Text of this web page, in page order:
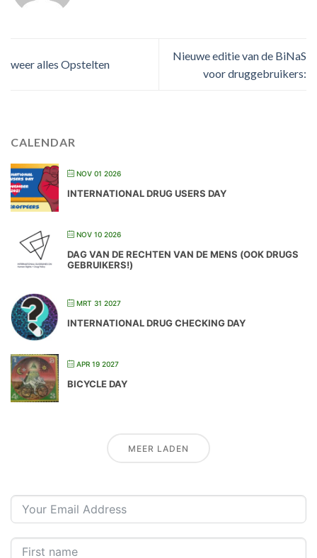
weer alles Opstelten
Nieuwe editie van de BiNaS
voor druggebruikers:
CALENDAR
NOV 01 2026
INTERNATIONAL DRUG USERS DAY
NOV 10 2026
DAG VAN DE RECHTEN VAN DE MENS (OOK DRUGS
GEBRUIKERS!)
MRT 31 2027
INTERNATIONAL DRUG CHECKING DAY
APR 19 2027
BICYCLE DAY
MEER LADEN